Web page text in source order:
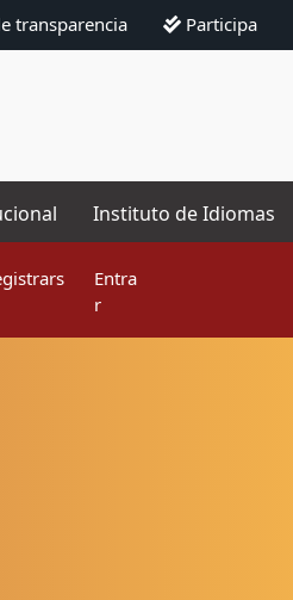
transparencia Participa
Instituto de Idiomas
Entra
r